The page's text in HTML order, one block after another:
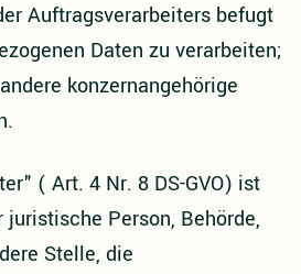
Auftragsverarbeiters befugt
Daten zu verarbeiten;
konzernangehörige
( Art. 4 Nr. 8 DS-GVO) ist
Person, Behörde,
Stelle, die